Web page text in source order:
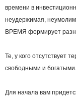
времени в
неудержимая,
ВРЕМЯ формирует
Те, у кого отсутствует
свободными и богатыми.
Для начала вам